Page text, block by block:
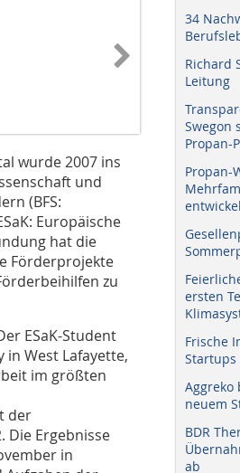
wurde 2007 ins
und
(BFS:
Europäische
hat die
Förderprojekte
zu
ESaK-Student
West Lafayette,
im größten
der
Die Ergebnisse
in
34
Richard
Leitung
Swegon
Propan-
Propan-
ersten
Frische
Startups
Aggreko
neuem
BDR
ab